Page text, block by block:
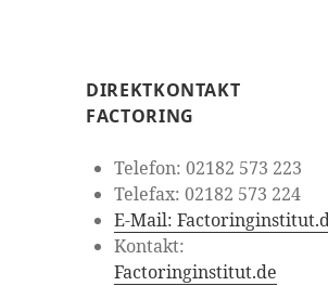
DIREKTKONTAKT
FACTORING
Telefon: 02182 573 223
Telefax: 02182 573 224
E-Mail:
Kontakt:
Factoringinstitut.de